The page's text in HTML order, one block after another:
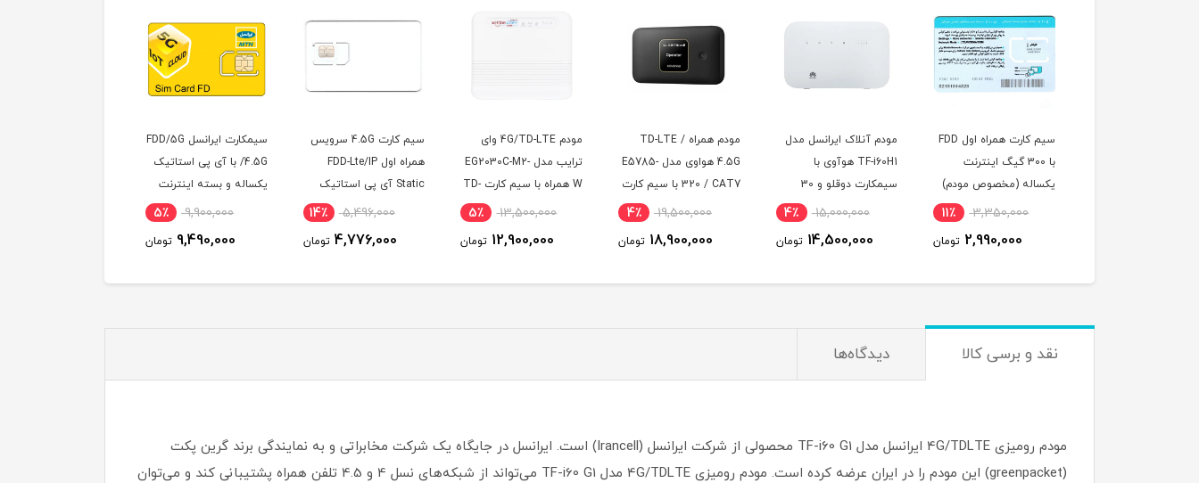
سیم کارت همراه اول FDD
با 300 گیگ اینترنت
یکساله (مخصوص مودم)
3,350,000 11٪
2,990,000 تومان
مودم آنلاک ایرانسل مدل
TF-i60H1 هوآوی با
سیمکارت دوقلو و 30
گیگ اینترنت یک ماهه
15,000,000 4٪
14,500,000 تومان
مودم همراه TD-LTE /
4.5G هواوی مدل E5785-
320 / CAT7 با سیم کارت
TD-LTE و اینترنت 100 19,500,000 4٪
18,900,000 تومان
مودم 4G/TD-LTE وای
ترایب مدل EG2030C-M2-
W همراه با سیم کارت TD-
LTE و 300 گیگ اینترنت
13,500,000 5٪
12,900,000 تومان
سیم کارت 4.5G سرویس
همراه اول FDD-Lte/IP
Static آی پی استاتیک
شش ماهه (مخصوص
5,496,000 14٪
4,776,000 تومان
سیمکارت ایرانسل FDD/5G
/4.5G با آی پی استاتیک
یکساله و بسته اینترنت
200 گیگ یکساله
9,900,000 5٪
9,490,000 تومان
نقد و برسی کالا دیدگاه‌ها
مودم رومیزی 4G/TDLTE ایرانسل مدل TF-i60 G1 محصولی از شرکت ایرانسل (Irancell) است. ایرانسل در جایگاه یک شرکت مخابراتی و به نمایندگی برند گرین پکت
(greenpacket) این مودم را در ایران عرضه کرده‌ است. مودم رومیزی 4G/TDLTE مدل TF-i60 G1 می‌تواند از شبکه‌های نسل 4 و 4.5 تلفن همراه پشتیبانی کند و می‌توان